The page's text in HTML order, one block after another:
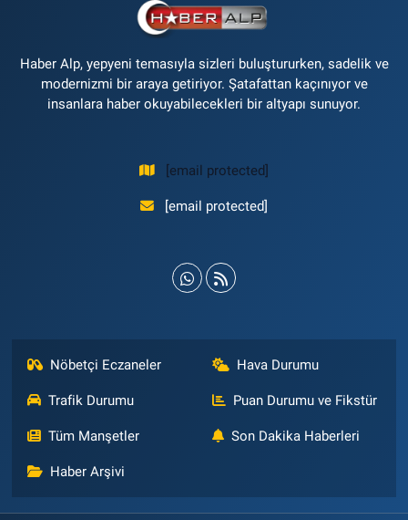
Haber Alp, yepyeni temasıyla sizleri buluştururken, sadelik ve
modernizmi bir araya getiriyor. Şatafattan kaçınıyor ve
insanlara haber okuyabilecekleri bir altyapı sunuyor.
[email protected]
[email protected]
Nöbetçi Eczaneler Hava Durumu
Trafik Durumu Puan Durumu ve Fikstür
Tüm Manşetler Son Dakika Haberleri
Haber Arşivi